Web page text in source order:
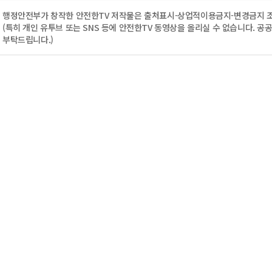
행정안전부가 창작한 안전한TV 저작물은출처표시-상업적이용금지-변경금지
(특히 개인 유투브 또는 SNS 등에 안전한TV 동영상을 올리실 수 없습니다.
부탁드립니다.)